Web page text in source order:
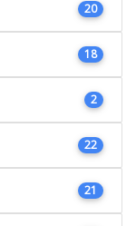
20
18
2
22
21